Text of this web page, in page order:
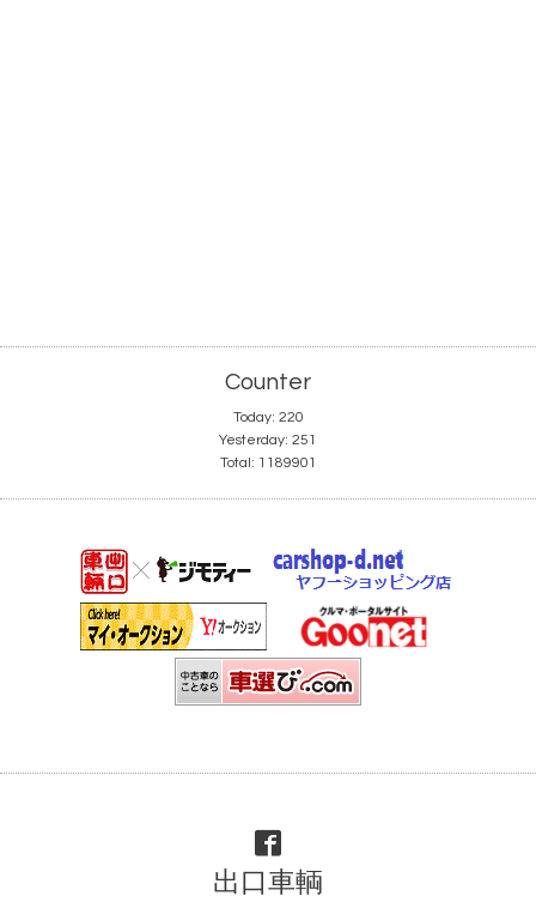
Counter
Today: 220
Yesterday: 251
Total: 1189901
出口車輌